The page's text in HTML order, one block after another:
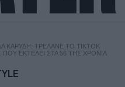
ΚΑΡΎΔΗ: ΤΡΈΛΑΝΕ ΤΟ TIKTOK
ΠΟΥ ΕΚΤΕΛΕΊ ΣΤΑ 56 ΤΗΣ ΧΡΌΝΙΑ